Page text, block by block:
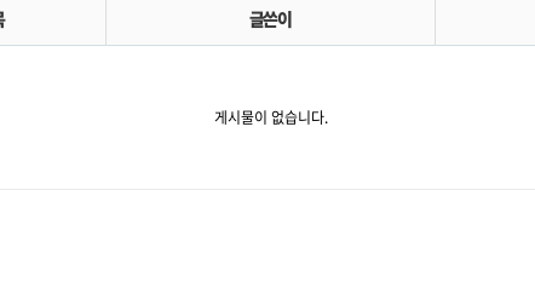
글쓴이
게시물이 없습니다.